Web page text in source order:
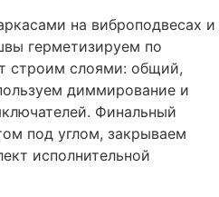
на виброподвесах и
герметизируем по
строим слоями: общий,
диммирование и
Финальный
под углом, закрываем
исполнительной